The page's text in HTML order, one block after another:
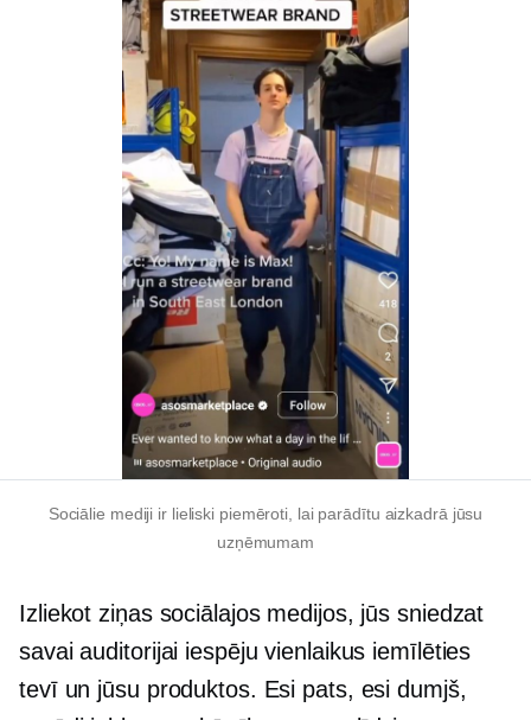
Sociālie mediji ir lieliski piemēroti, lai parādītu aizkadrā jūsu
uzņēmumam
Izliekot ziņas sociālajos medijos, jūs sniedzat
savai auditorijai iespēju vienlaikus iemīlēties
tevī un jūsu produktos. Esi pats, esi dumjš,